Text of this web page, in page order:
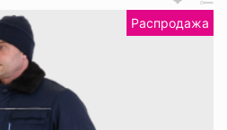
Распродажа